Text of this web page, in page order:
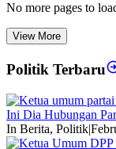
No more pages to
View More
Politik Terbaru
Ini Dia Hubungan
In Berita, Politik|